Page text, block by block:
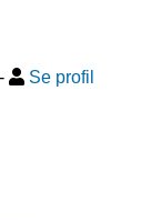
- Se profil